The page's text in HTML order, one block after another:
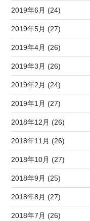
2019年6月 (24)
2019年5月 (27)
2019年4月 (26)
2019年3月 (26)
2019年2月 (24)
2019年1月 (27)
2018年12月 (26)
2018年11月 (26)
2018年10月 (27)
2018年9月 (25)
2018年8月 (27)
2018年7月 (26)